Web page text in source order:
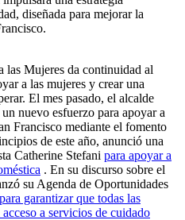
diseñada para mejorar la
las Mujeres da continuidad al
a las mujeres y crear una
El mes pasado, el alcalde
un nuevo esfuerzo para apoyar a
Francisco mediante el fomento
de este año, anunció una
Catherine Stefani para apoyar a
. En su discurso sobre el
su Agenda de Oportunidades
garantizar que todas las
a servicios de cuidado